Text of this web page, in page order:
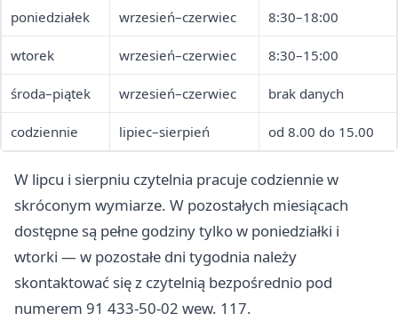
poniedziałek wrzesień–czerwiec 8:30–18:00
wtorek wrzesień–czerwiec 8:30–15:00
środa–piątek wrzesień–czerwiec brak danych
codziennie lipiec–sierpień od 8.00 do 15.00
W lipcu i sierpniu czytelnia pracuje codziennie w
skróconym wymiarze. W pozostałych miesiącach
dostępne są pełne godziny tylko w poniedziałki i
wtorki — w pozostałe dni tygodnia należy
skontaktować się z czytelnią bezpośrednio pod
numerem 91 433-50-02 wew. 117.